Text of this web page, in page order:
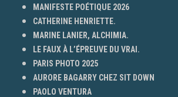
MANIFESTE POÉTIQUE 2026
CATHERINE HENRIETTE.
MARINE LANIER, ALCHIMIA.
LE FAUX À L’ÉPREUVE DU VRAI.
PARIS PHOTO 2025
AURORE BAGARRY CHEZ SIT DOWN
PAOLO VENTURA